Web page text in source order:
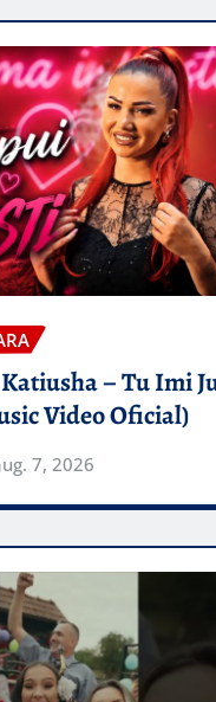
– Tu Imi
Video Oficial)
7, 2026